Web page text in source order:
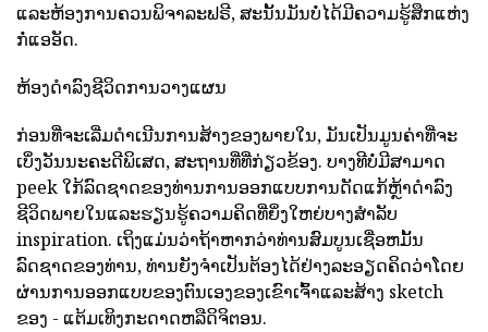
ແລະຫ້ອງການຄວນພິຈາລະຟຣີ, ສະນັ້ນມັນບໍ່ໄດ້ມີຄວາມຮູ້ສຶກແຫ່ງ
ກໍ່ແອອັດ.
ຫ້ອງດໍາລົງຊີວິດການວາງແຜນ
ກ່ອນທີ່ຈະເລີ່ມດໍາເນີນການສ້າງຂອງພາຍໃນ, ມັນເປັນມູນຄ່າທີ່ຈະ
ເບິ່ງວັນນະຄະດີພິເສດ, ສະຖານທີ່ທີ່ກ່ຽວຂ້ອງ. ບາງທີບໍ່ມີສາມາດ
peek ໃກ້ລົດຊາດຂອງທ່ານການອອກແບບການດັດແກ້ຫຼ້າດໍາລົງ
ຊີວິດພາຍໃນແລະຮຽນຮູ້ຄວາມຄິດທີ່ຍິ່ງໃຫຍ່ບາງສໍາລັບ
inspiration. ເຖິງແມ່ນວ່າຖ້າຫາກວ່າທ່ານສົມບູນເຊື່ອຫມັ້ນ
ລົດຊາດຂອງທ່ານ, ທ່ານຍັງຈໍາເປັນຕ້ອງໄດ້ຢ່າງລະອຽດຄິດວ່າໂດຍ
ຜ່ານການອອກແບບຂອງຕົນເອງຂອງເຂົາເຈົ້າແລະສ້າງ sketch
ຂອງ - ແຕ້ມເທິງກະດາດຫລືດິຈິຕອນ.